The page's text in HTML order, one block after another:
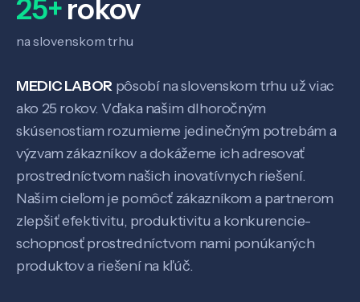
Veda a výskum
Pôsobenie
25+rokov
na slovenskom trhu
MEDIC LABOR pôsobí na slovenskom trhu už viac
ako 25 rokov. Vďaka našim dlhoročným
skúsenostiam rozumieme jedinečným potrebám a
výzvam zákazníkov a dokážeme ich adresovať
prostredníctvom našich inovatívnych riešení.
Našim cieľom je pomôcť zákazníkom a partnerom
zlepšiť efektivitu, produktivitu a konkurencie-
schopnosť prostredníctvom nami ponúkaných
produktov a riešení na kľúč.